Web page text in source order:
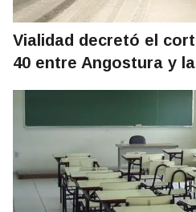
Vialidad decretó el
40 entre Angostura y la